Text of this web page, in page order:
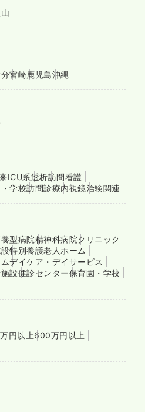
宮崎鹿児島沖縄
ICU系透析訪問看護
学校訪問診療内視鏡治験関連
型病院精神科病院クリニック
特別養護老人ホーム
デイケア・デイサービス
設健診センター保育園・学校
円以上600万円以上